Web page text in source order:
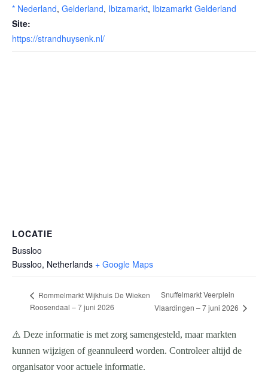
* Nederland, Gelderland, Ibizamarkt, Ibizamarkt Gelderland
Site:
https://strandhuysenk.nl/
LOCATIE
Bussloo
Bussloo, Netherlands + Google Maps
Rommelmarkt Wijkhuis De Wieken
Roosendaal – 7 juni 2026
Snuffelmarkt Veerplein
Vlaardingen – 7 juni 2026
⚠️ Deze informatie is met zorg samengesteld, maar markten
kunnen wijzigen of geannuleerd worden. Controleer altijd de
organisator voor actuele informatie.